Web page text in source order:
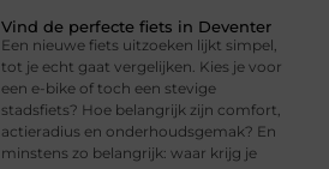
Vind de perfecte fiets in Deventer
Een nieuwe fiets uitzoeken lijkt simpel,
tot je echt gaat vergelijken. Kies je voor
een e-bike of toch een stevige
stadsfiets? Hoe belangrijk zijn comfort,
actieradius en onderhoudsgemak? En
minstens zo belangrijk: waar krijg je